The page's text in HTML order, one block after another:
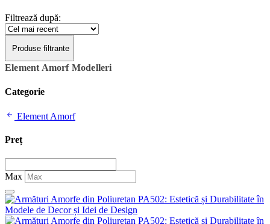
Filtrează după:
Produse filtrante
Element Amorf Modelleri
Categorie
Element Amorf
Preț
Max